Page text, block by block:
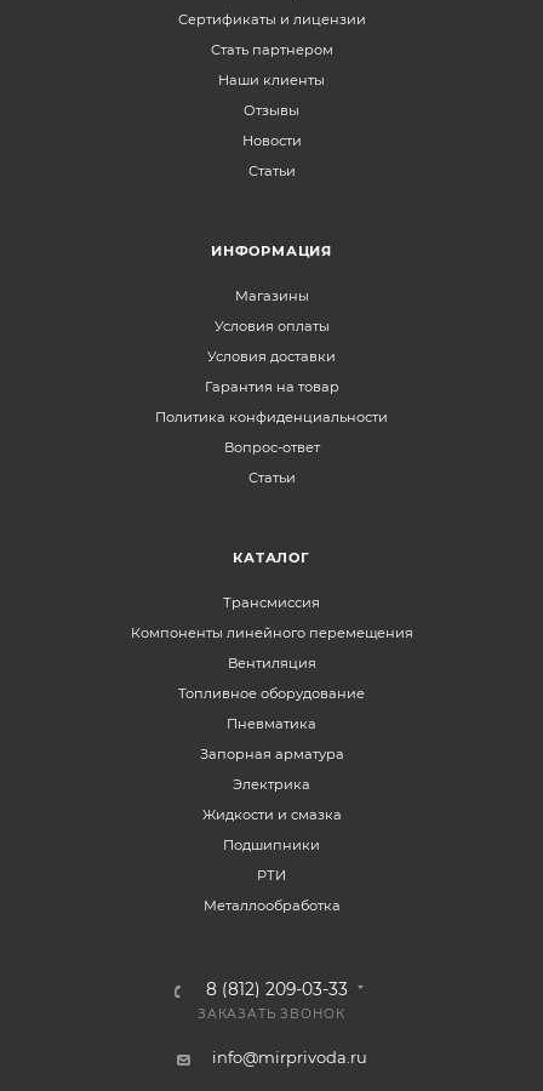
Сертификаты и лицензии
Стать партнером
Наши клиенты
Отзывы
Новости
Статьи
ИНФОРМАЦИЯ
Магазины
Условия оплаты
Условия доставки
Гарантия на товар
Политика конфиденциальности
Вопрос-ответ
Статьи
КАТАЛОГ
Трансмиссия
Компоненты линейного перемещения
Вентиляция
Топливное оборудование
Пневматика
Запорная арматура
Электрика
Жидкости и смазка
Подшипники
РТИ
Металлообработка
8 (812) 209-03-33
ЗАКАЗАТЬ ЗВОНОК
info@mirprivoda.ru